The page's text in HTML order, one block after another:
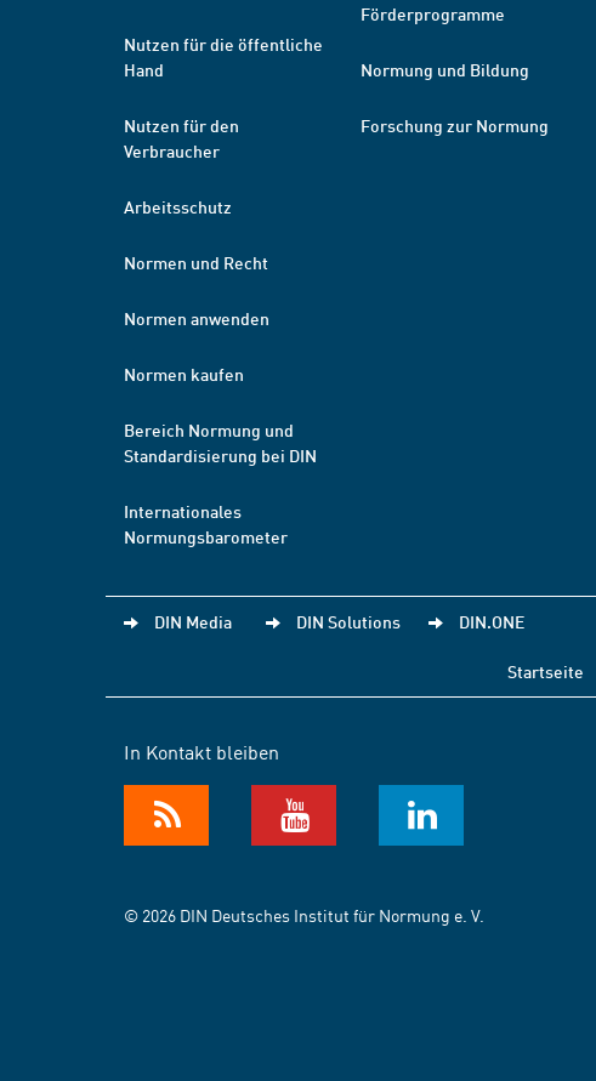
Nutzen für die öffentliche
Hand
Nutzen für den
Verbraucher
Arbeitsschutz
Normen und Recht
Normen anwenden
Normen kaufen
Bereich Normung und
Standardisierung bei DIN
Internationales
Normungsbarometer
Förderprogramme
Normung und Bildung
Forschung zur Normung
DIN Media DIN Solutions DIN.ONE
Startseite
In Kontakt bleiben
© 2026 DIN Deutsches Institut für Normung e. V.